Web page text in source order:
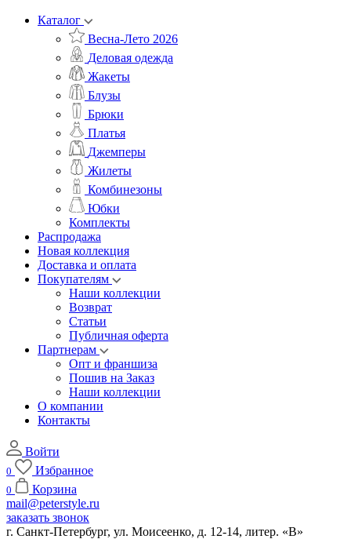
Каталог
Весна-Лето 2026
Деловая одежда
Жакеты
Блузы
Брюки
Платья
Джемперы
Жилеты
Комбинезоны
Юбки
Комплекты
Распродажа
Новая коллекция
Доставка и оплата
Покупателям
Наши коллекции
Возврат
Статьи
Публичная оферта
Партнерам
Опт и франшиза
Пошив на Заказ
Наши коллекции
О компании
Контакты
Войти
0 Избранное
0
Корзина
mail@peterstyle.ru
заказать звонок
г. Санкт-Петербург, ул. Моисеенко, д. 12-14, литер. «В»